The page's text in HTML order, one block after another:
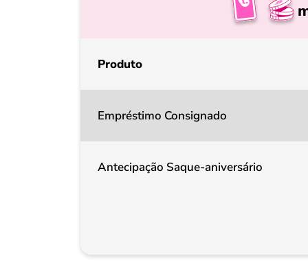
Produto
Empréstimo Consignado
Antecipação Saque-aniversário